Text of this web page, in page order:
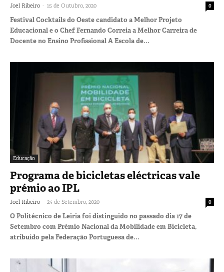
Joel Ribeiro - 15 de Outubro, 2020 0
Festival Cocktails do Oeste candidato a Melhor Projeto
Educacional e o Chef Fernando Correia a Melhor Carreira de
Docente no Ensino Profissional A Escola de...
Educação
Programa de bicicletas eléctricas vale
prémio ao IPL
Joel Ribeiro - 25 de Setembro, 2020 0
O Politécnico de Leiria foi distinguido no passado dia 17 de
Setembro com Prémio Nacional da Mobilidade em Bicicleta,
atribuído pela Federação Portuguesa de...